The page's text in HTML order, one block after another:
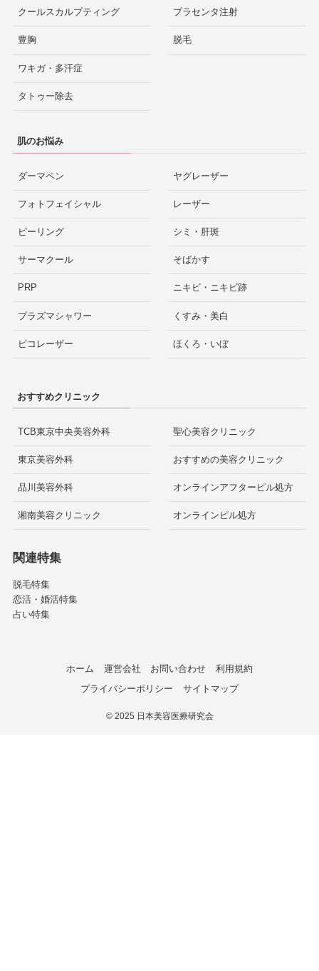
クールスカルプティング
豊胸
ワキガ・多汗症
タトゥー除去
プラセンタ注射
脱毛
肌のお悩み
ダーマペン
フォトフェイシャル
ピーリング
サーマクール
PRP
プラズマシャワー
ピコレーザー
ヤグレーザー
レーザー
シミ・肝斑
そばかす
ニキビ・ニキビ跡
くすみ・美白
ほくろ・いぼ
おすすめクリニック
TCB東京中央美容外科
東京美容外科
品川美容外科
湘南美容クリニック
聖心美容クリニック
おすすめの美容クリニック
オンラインアフターピル処方
オンラインピル処方
関連特集
脱毛特集
恋活・婚活特集
占い特集
ホーム 運営会社 お問い合わせ
利用規約
プライバシーポリシー
サイトマップ
©2025 日本美容医療研究会